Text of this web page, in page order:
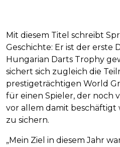
Mit diesem Titel schreibt
Geschichte: Er ist der erste
Hungarian Darts Trophy
sichert sich zugleich die
prestigeträchtigen World
für einen Spieler, der noch
vor allem damit beschäftigt
zu sichern.
„Mein Ziel in diesem Jahr